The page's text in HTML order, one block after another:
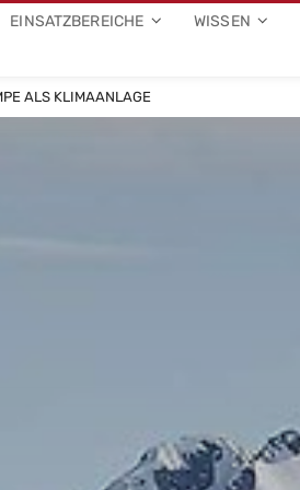
EINSATZBEREICHE WISSEN
ALS KLIMAANLAGE